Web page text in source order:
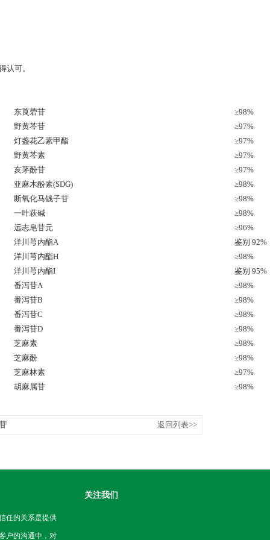
认可。
东莨菪苷
≥98%
野黄芩苷
≥97%
灯盏花乙素甲酯
≥97%
野黄芩素
≥97%
亥茅酚苷
≥97%
亚麻木酚素(SDG)
≥98%
断氧化马钱子苷
≥98%
一叶萩碱
≥98%
远志皂苷元
≥96%
洋川芎内酯A
鉴别 92%
洋川芎内酯H
≥98%
洋川芎内酯I
鉴别 95%
番泻苷A
≥98%
番泻苷B
≥98%
番泻苷C
≥98%
番泻苷D
≥98%
芝麻素
≥98%
芝麻酚
≥98%
芝麻林素
≥97%
胡麻属苷 ≥98%
返回列表>>
任的关系是提供
户的沟通中，对
关注我们